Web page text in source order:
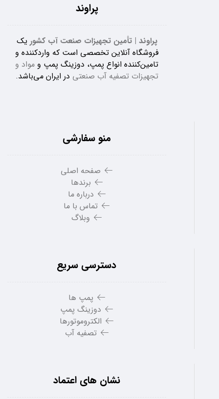
پراوند
پراوند | تأمین تجهیزات صنعت آب کشور یک
فروشگاه آنلاین تخصصی است که واردکننده و
تامین‌کننده انواع پمپ، دوزینگ پمپ و مواد و
تجهیزات تصفیه آب صنعتی در ایران می‌باشد.
منو سفارشی
صفحه اصلی
برندها
درباره ما
تماس با ما
وبلاگ
دسترسی سریع
پمپ ها
دوزینگ پمپ
الکتروموتورها
تصفیه آب
نشان های اعتماد